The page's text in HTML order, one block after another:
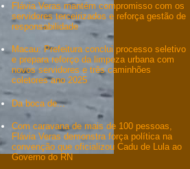
Flávia Veras mantém compromisso com os
servidores terceirizados e reforça gestão de
responsabilidade
Macau: Prefeitura conclui processo seletivo
e prepara reforço da limpeza urbana com
novos servidores e três caminhões
coletores ano 2025
Da boca de...
Com caravana de mais de 100 pessoas,
Flávia Veras demonstra força política na
convenção que oficializou Cadu de Lula ao
Governo do RN